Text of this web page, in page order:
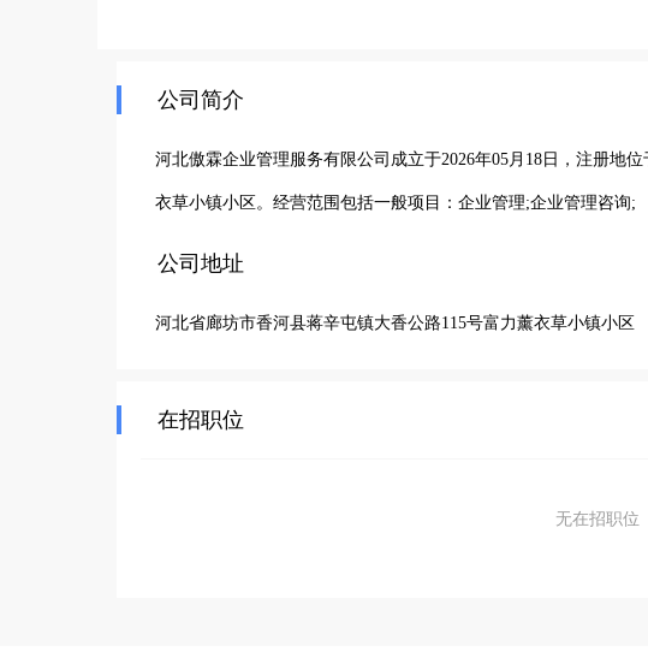
公司简介
河北傲霖企业管理服务有限公司成立于2026年05月18日，注册地
衣草小镇小区。经营范围包括一般项目：企业管理;企业管理咨询;
公司地址
河北省廊坊市香河县蒋辛屯镇大香公路115号富力薰衣草小镇小区
在招职位
无在招职位